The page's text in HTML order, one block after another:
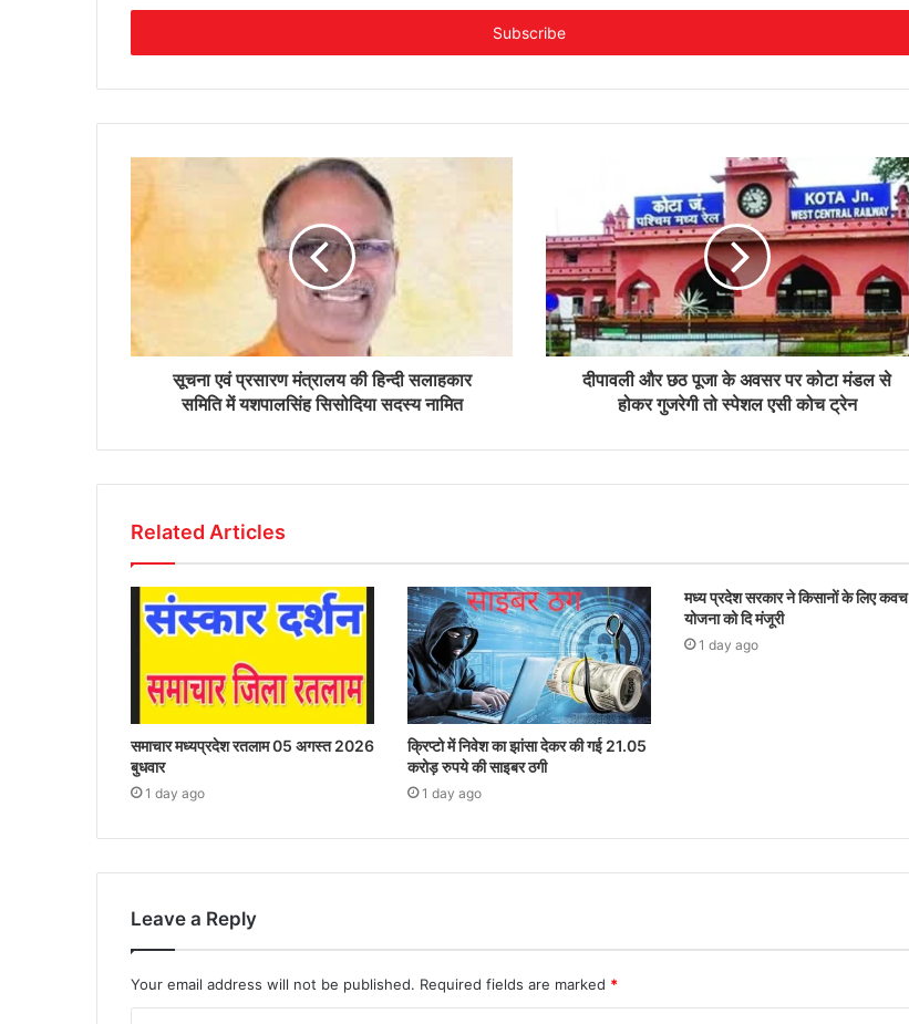
Email
सूचना एवं प्रसारण मंत्रालय की हिन्दी सलाहकार
समिति में यशपालसिंह सिसोदिया सदस्य नामित
दीपावली और छठ पूजा के अवसर पर कोटा मंडल से
होकर गुजरेगी तो स्पेशल एसी कोच ट्रेन
Related Articles
समाचार मध्यप्रदेश रतलाम 05 अगस्त 2026
बुधवार
1 day ago
क्रिप्टो में निवेश का झांसा देकर की गई 21.05
करोड़ रुपये की साइबर ठगी
1 day ago
मध्य प्रदेश सरकार ने किसानों के लिए कवच
योजना को दि मंजूरी
1 day ago
Leave a Reply
Your email address will not be published. Required fields are marked *